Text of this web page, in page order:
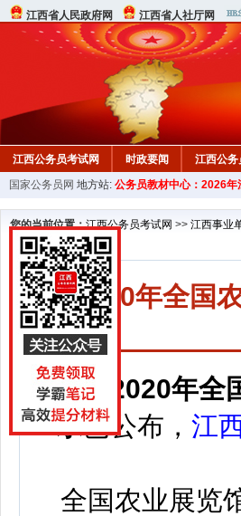
江西省人民政府网 江西省人社厅网
江西公务员考试网 时政要闻 江西公务
行测真题 在线咨询 教材中心
国家公务员网 地方站: 公务员教材中心：2026年
您的当前位置：江西公务员考试网 >> 江西事业
2020年全国
2020年
示已公布， 江
全国农业展览